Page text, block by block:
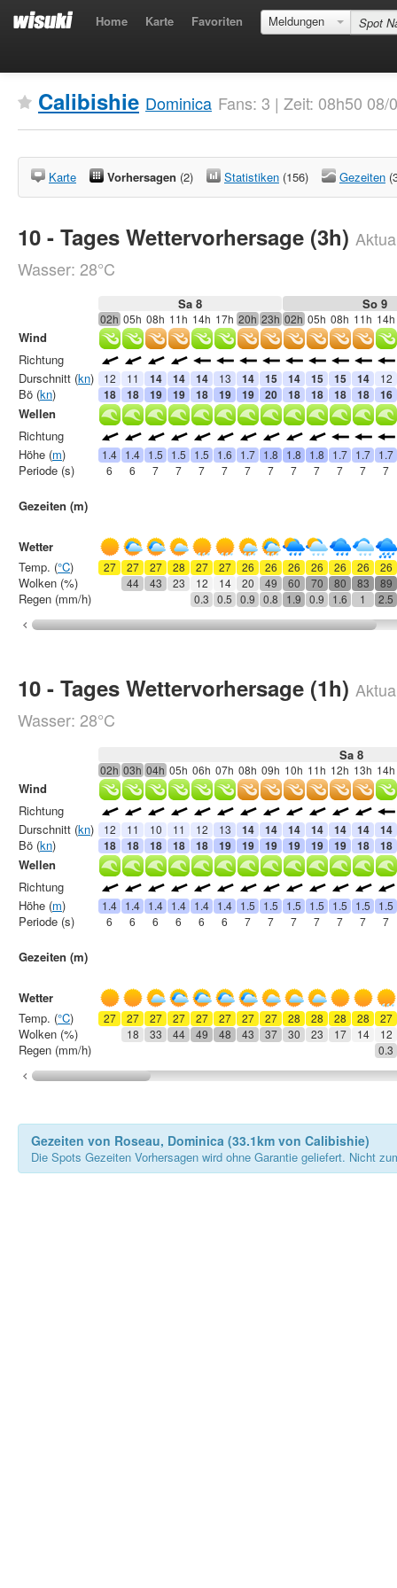
Home Karte Favoriten Meldungen
Calibishie Dominica Fans: 3 | Zeit: 08h50
Karte Vorhersagen (2) Statistiken (156) Gezeiten
10 - Tages Wettervorhersage (3h)
Wasser: 28°C
Sa 8 So 9
02h 05h 08h 11h 14h 17h 20h 23h 02h 05h 08h 11h 14h
12 11 14 14 14 13 14 15 14 15 15 14 12
18 18 19 19 18 19 19 20 18 18 18 18 16
1.4 1.4 1.5 1.5 1.5 1.6 1.7 1.8 1.8 1.8 1.7 1.7 1.7
6
6 7 7 7 7 7 7 7 7 7 7 7
27 27 27 28 27 27 26 26 26 26 26 26
26
44
43 23 12 14 20 49 60 70 80 83
89
0.3 0.5 0.9 0.8 1.9 0.9 1.6 1 2.5
Wind
Richtung
Durschnitt (kn)
Bö (kn)
Wellen
Richtung
Höhe (m)
Periode (s)
Gezeiten (m)
Wetter
Temp. (°C)
Wolken (%)
Regen (mm/h)
10 - Tages Wettervorhersage (1h)
Wasser: 28°C
Sa 8
02h 03h 04h 05h 06h 07h 08h 09h 10h 11h 12h 13h 14h
12 11 10 11 12 13 14 14 14 14 14 14
14
18
18 18 18 18 19 19 19 19 19 19 18 18
1.4 1.4 1.4 1.4 1.4 1.4 1.5 1.5 1.5 1.5 1.5 1.5
1.5
6
6 6 6 6 6 7 7 7 7 7 7 7
27 27 27 27 27 27 27 27 28 28 28 28
27
18
33 44 49 48 43 37 30 23 17 14
12
0.3
Wind
Richtung
Durschnitt (kn)
Bö (kn)
Wellen
Richtung
Höhe (m)
Periode (s)
Gezeiten (m)
Wetter
Temp. (°C)
Wolken (%)
Regen (mm/h)
Gezeiten von Roseau, Dominica (33.1km von Calibishie)
Die Spots Gezeiten Vorhersagen wird ohne Garantie geliefert. Nicht